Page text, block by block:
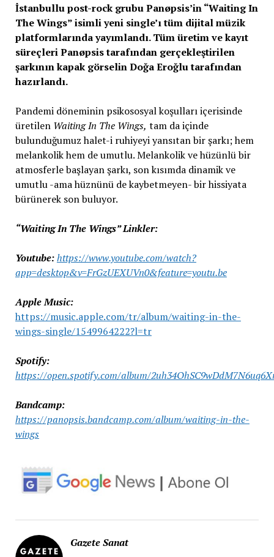
İstanbullu post-rock grubu Panøpsis’in “Waiting In
The Wings” isimli yeni single’ı tüm dijital müzik
platformlarında yayımlandı. Tüm üretim ve kayıt
süreçleri Panøpsis tarafından gerçekleştirilen
şarkının kapak görselin Doğa Eroğlu tarafından
hazırlandı.
Pandemi döneminin psikososyal koşulları içerisinde
üretilen Waiting In The Wings, tam da içinde
bulunduğumuz halet-i ruhiyeyi yansıtan bir şarkı; hem
melankolik hem de umutlu. Melankolik ve hüzünlü bir
atmosferle başlayan şarkı, son kısımda dinamik ve
umutlu -ama hüznünü de kaybetmeyen- bir hissiyata
bürünerek son buluyor.
“Waiting In The Wings” Linkler:
Youtube:https://www.youtube.com/watch?
app=desktop&v=FrGzUEXUVn0&feature=youtu.be
Apple Music:
https://music.apple.com/tr/album/waiting-in-the-
wings-single/1549964222?l=tr
Spotify:
https://open.spotify.com/album/
Bandcamp:
https://panopsis.bandcamp.com/album/waiting-in-the-
wings
Gazete Sanat